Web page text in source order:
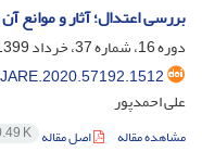
بررسی اعتدال؛ آثار و موانع
دوره 16، شماره 37، خرداد 1399، صفحه
علی احمدپور
مشاهده مقاله اصل مقاله K